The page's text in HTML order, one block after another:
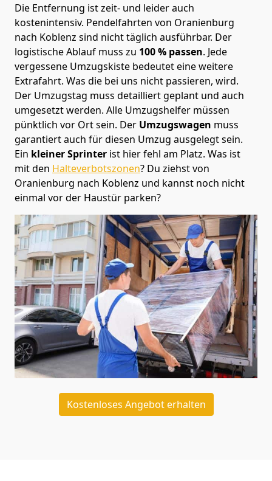
Die Entfernung ist zeit- und leider auch
kostenintensiv. Pendelfahrten von Oranienburg
nach Koblenz sind nicht täglich ausführbar. Der
logistische Ablauf muss zu 100 % passen. Jede
vergessene Umzugskiste bedeutet eine weitere
Extrafahrt. Was die bei uns nicht passieren, wird.
Der Umzugstag muss detailliert geplant und auch
umgesetzt werden. Alle Umzugshelfer müssen
pünktlich vor Ort sein. Der Umzugswagen muss
garantiert auch für diesen Umzug ausgelegt sein.
Ein kleiner Sprinter ist hier fehl am Platz. Was ist
mit den Halteverbotszonen? Du ziehst von
Oranienburg nach Koblenz und kannst noch nicht
einmal vor der Haustür parken?
Kostenloses Angebot erhalten